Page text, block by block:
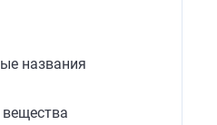
названия